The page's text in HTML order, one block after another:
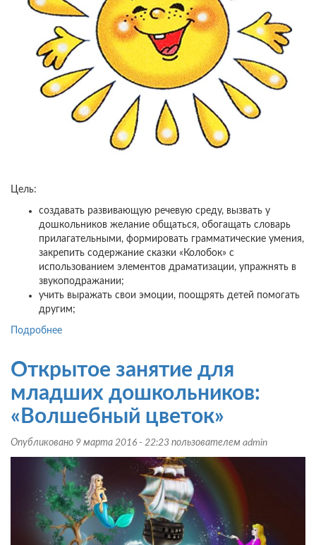
Цель:
создавать развивающую речевую среду, вызвать у
дошкольников желание общаться, обогащать словарь
прилагательными, формировать грамматические умения,
закрепить содержание сказки «Колобок» с
использованием элементов драматизации, упражнять в
звукоподражании;
учить выражать свои эмоции, поощрять детей помогать
другим;
Подробнее
в
младшей
группе:
«Солнышко»
Открытое занятие для
младших дошкольников:
«Волшебный цветок»
Опубликовано 9 марта 2016 - 22:23 пользователем admin